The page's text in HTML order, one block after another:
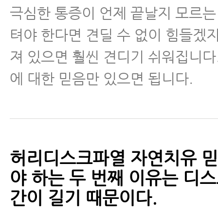
척추관협착증
척추분리증
척추전방전위증
섬유근육통
수술 후 통증·재활
극심한 통증이 언제 끝날지 모르
텨야 한다면 견딜 수 없이 힘들겠
져 있으면 훨씬 견디기 쉬워집니
에 대한 믿음만 있으면 됩니다.
허리디스크파열 자연치유
야 하는 두 번째 이유는 디
간이 길기 때문이다.